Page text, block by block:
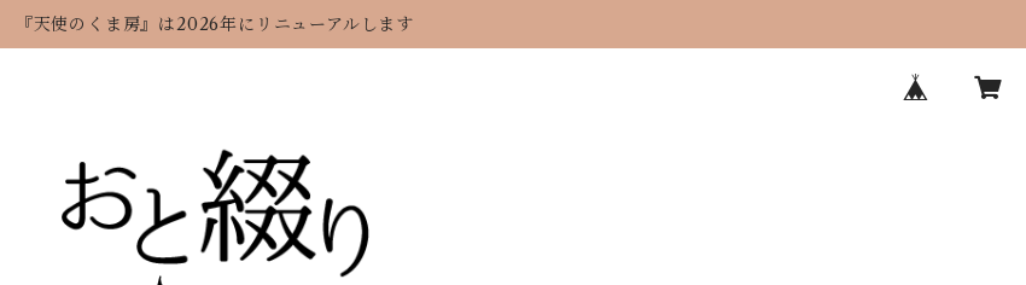
『天使のくま房』は2026年にリニューアルします